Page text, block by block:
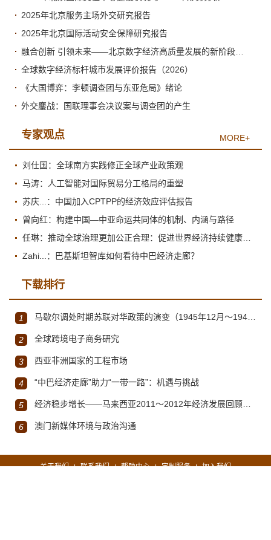
2025年北京服务主场外交研究报告
2025年北京国际活动安全保障研究报告
融合创新 引领未来——北京数字经济高质量发展的新阶段与新跃升
全球数字经济标杆城市发展评价报告（2026）
《大国博弈：李顿调查团与东亚危局》绪论
外交鏖战：国联理事会决议案与调查团的产生
专家观点 MORE+
刘仕国：全球南方实践修正全球产业政策观
马涛：人工智能对国际贸易分工格局的重塑
苏庆...：中国加入CPTPP的经济效应评估报告
曾向红：构建中国—中亚命运共同体的机制、内涵与路径
任琳：推动全球治理更加公正合理：促进世界经济持续健康发展
Zahi...：巴基斯坦智库如何看待中巴经济走廊？
下载排行
1 马歇尔调处时期苏联对华政策的演变（1945年12月～1947年1月）
2 全球跨境电子商务研究
3 西亚非洲国家的工程市场
4 “中巴经济走廊”助力“一带一路”：机遇与挑战
5 经济稳步增长——马来西亚2011～2012年经济发展回顾与展望
6 澳门新媒体环境与政治沟通
关于我们 | 联系我们 | 帮助中心 | 定制服务 | 加入我们